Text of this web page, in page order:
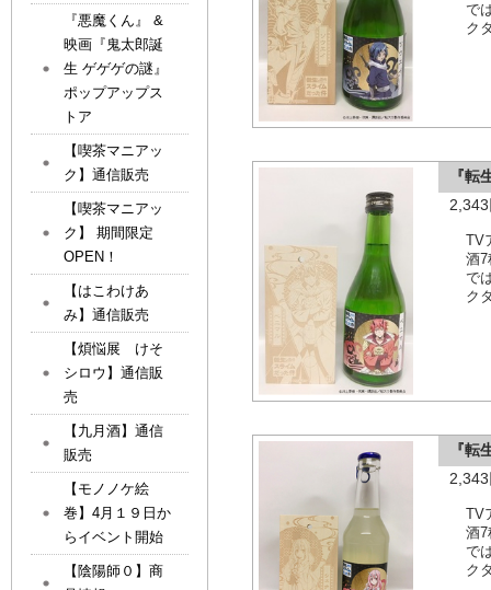
で
ク
『
酒
で
ク
『
TV
酒
で
ク
『悪魔くん』 &
映画『鬼太郎誕
生 ゲゲゲの謎』
ポップアップス
トア
【喫茶マニアッ
ク】通信販売
【喫茶マニアッ
ク】 期間限定
OPEN！
【はこわけあ
み】通信販売
【煩悩展 けそ
シロウ】通信販
売
【九月酒】通信
販売
【モノノケ絵
巻】4月１９日か
らイベント開始
【陰陽師０】商